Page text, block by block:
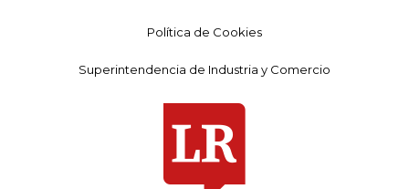
Política de Cookies
Superintendencia de Industria y Comercio